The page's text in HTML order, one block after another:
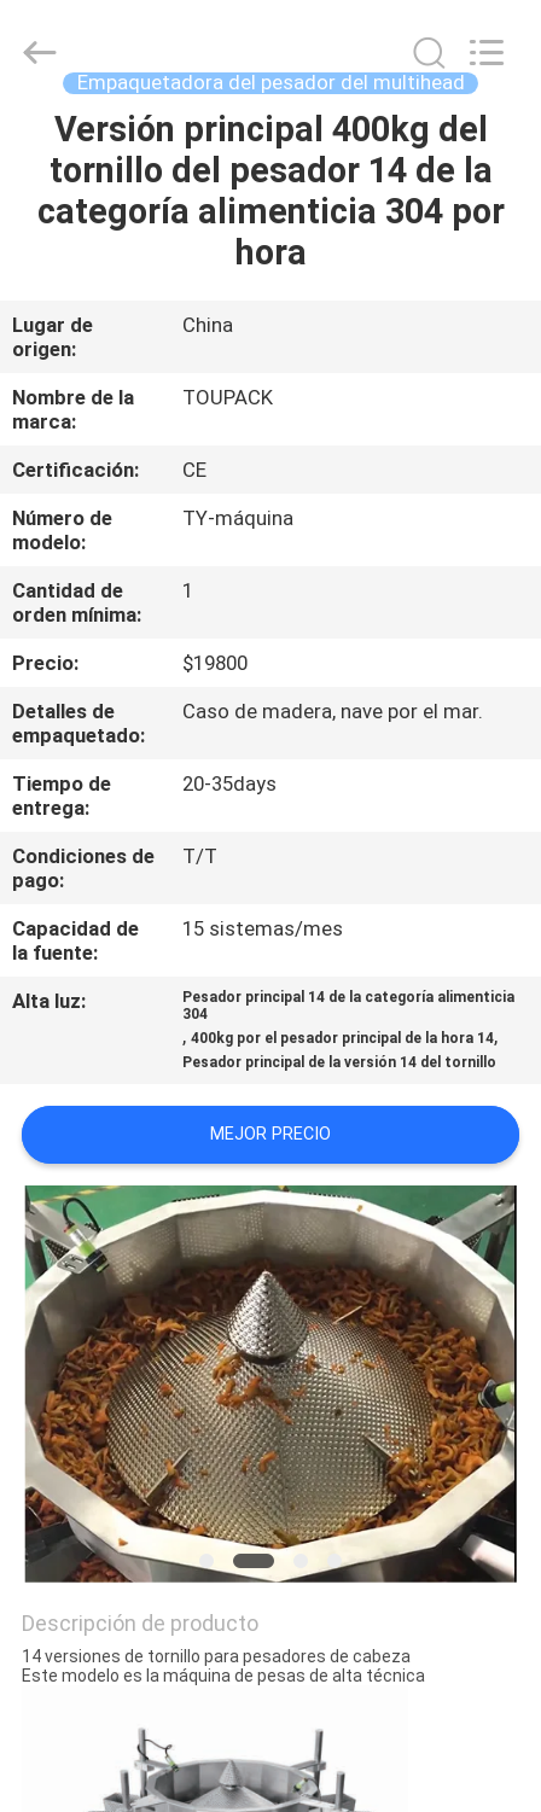
HOGAR
PRODUCTOS
NOSOTROS
VISITA
A
LA
FÁBRICA
CONTROL
CALIDAD
CONTÁCTENOS
CASOS
SOLICITAR UN
PRESUPUESTO
SITEMAP
POLÍTICA
DE
PRIVACIDAD
Empaquetadora del pesador del multihead
Versión principal 400kg del
tornillo del pesador 14 de la
categoría alimenticia 304 por
hora
Lugar de
origen:
China
Nombre de la
marca:
TOUPACK
Certificación:
CE
Número de
modelo:
TY-máquina
Cantidad de
orden mínima:
1
Precio:
$19800
Detalles de
empaquetado:
Caso de madera, nave por el mar.
Tiempo de
entrega:
20-35days
Condiciones de
pago:
T/T
Capacidad de
la fuente:
15 sistemas/mes
Alta luz:
Pesador principal 14 de la categoría alimenticia
304
,400kg por el pesador principal de la hora 14,
Pesador principal de la versión 14 del tornillo
MEJOR PRECIO
Descripción de producto
14 versiones de tornillo para pesadores de cabeza
Este modelo es la máquina de pesas de alta técnica